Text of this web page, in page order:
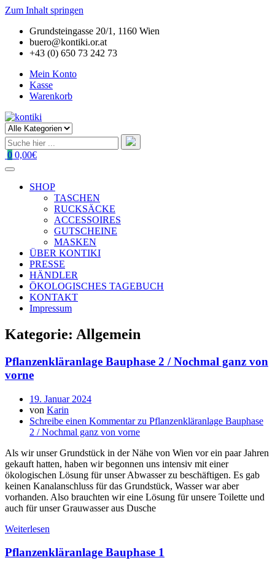
Zum Inhalt springen
Grundsteingasse 20/1, 1160 Wien
buero@kontiki.or.at
+43 (0) 650 73 242 73
Mein Konto
Kasse
Warenkorb
0 0,00€
SHOP
TASCHEN
RUCKSÄCKE
ACCESSOIRES
GUTSCHEINE
MASKEN
ÜBER KONTIKI
PRESSE
HÄNDLER
ÖKOLOGISCHES TAGEBUCH
KONTAKT
Impressum
Kategorie: Allgemein
Pflanzenkläranlage Bauphase 2 / Nochmal ganz von
vorne
19. Januar 2024
von Karin
Schreibe einen Kommentarzu Pflanzenkläranlage Bauphase
2 / Nochmal ganz von vorne
Als wir unser Grundstück in der Nähe von Wien vor ein paar Jahren
gekauft hatten, haben wir begonnen uns intensiv mit einer
ökologischen Lösung für unser Abwasser zu beschäftigen. Es gab
keinen Kanalanschluss für das Grundstück, Wasser war aber
vorhanden. Also brauchten wir eine Lösung für unsere Toilette und
auch für unser Grauwasser aus Dusche
Weiterlesen
Pflanzenkläranlage Bauphase 1